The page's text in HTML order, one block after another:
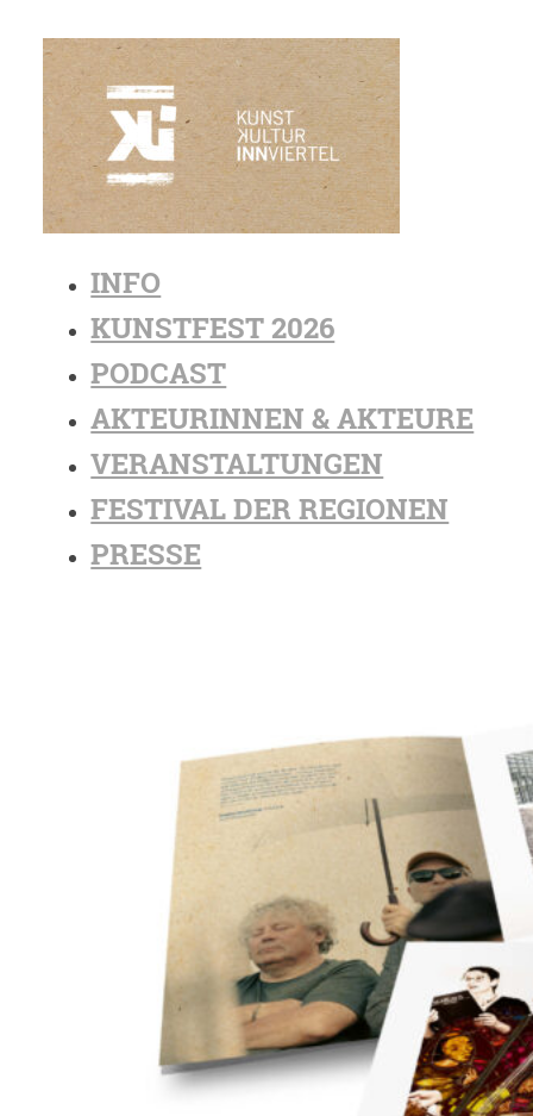
INFO
KUNSTFEST 2026
PODCAST
AKTEURINNEN & AKTEURE
VERANSTALTUNGEN
FESTIVAL DER REGIONEN
PRESSE